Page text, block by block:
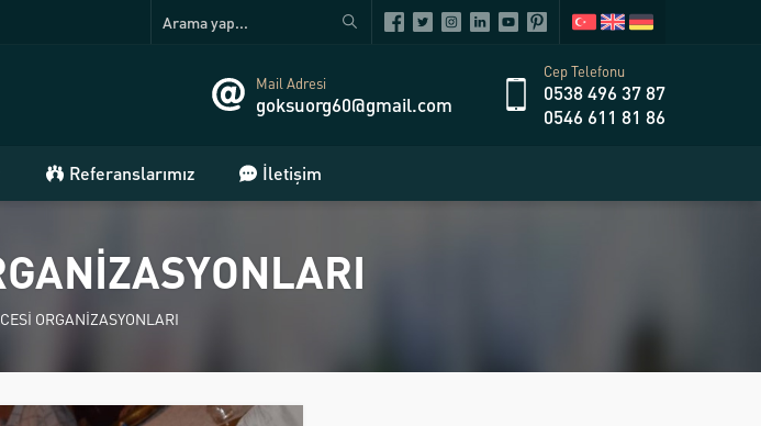
Mail Adresi
goksuorg60@gmail.com
Cep Telefonu
0538 496 37 87
0546 611 81 86
Referanslarımız İletişim
ORGANİZASYONLARI